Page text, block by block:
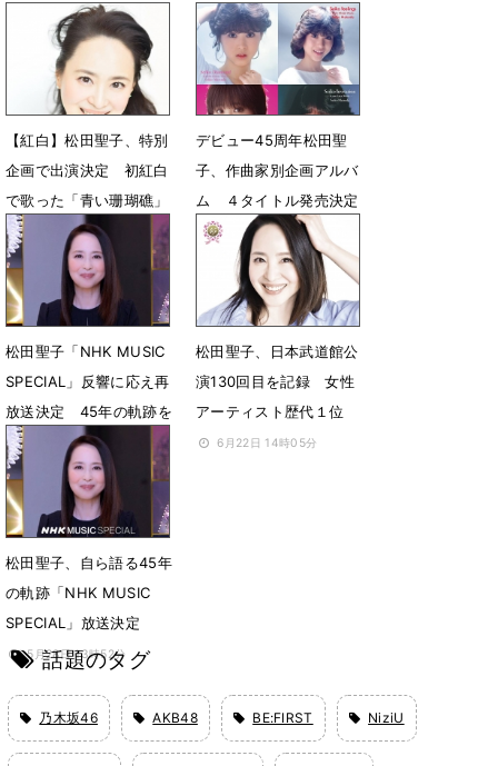
3月18日 07時00分
出揃う」追加出演はなし
12月30日 18時36分
【紅白】松田聖子、特別
企画で出演決定 初紅白
で歌った「青い珊瑚礁」
披露
12月28日 22時47分
デビュー45周年松田聖
子、作曲家別企画アルバ
ム ４タイトル発売決定
8月22日 08時00分
松田聖子「NHK MUSIC
SPECIAL」反響に応え再
放送決定 45年の軌跡を
たどる
8月1日 17時17分
松田聖子、日本武道館公
演130回目を記録 女性
アーティスト歴代１位
6月22日 14時05分
松田聖子、自ら語る45年
の軌跡「NHK MUSIC
SPECIAL」放送決定
5月28日 13時52分
話題のタグ
乃木坂46 AKB48 BE:FIRST NiziU